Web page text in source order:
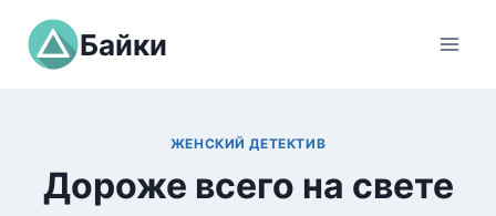
Перейти
содержимому
Байки
ЖЕНСКИЙ ДЕТЕКТИВ
Дороже всего на свете